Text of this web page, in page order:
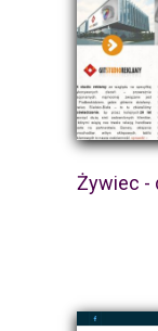
Żywiec -